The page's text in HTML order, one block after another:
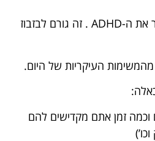
הפרעת קשב זה רק מחמיר את ה-ADHD . זה גורם לבזבוז
העיקריות של היום.
וכמה זמן אתם מקדישים להם